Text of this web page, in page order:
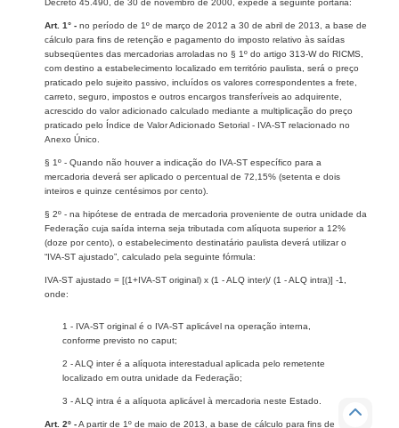
Decreto 45.490, de 30 de novembro de 2000, expede a seguinte portaria:
Art. 1° - no período de 1º de março de 2012 a 30 de abril de 2013, a base de
cálculo para fins de retenção e pagamento do imposto relativo às saídas
subseqüentes das mercadorias arroladas no § 1º do artigo 313-W do RICMS,
com destino a estabelecimento localizado em território paulista, será o preço
praticado pelo sujeito passivo, incluídos os valores correspondentes a frete,
carreto, seguro, impostos e outros encargos transferíveis ao adquirente,
acrescido do valor adicionado calculado mediante a multiplicação do preço
praticado pelo Índice de Valor Adicionado Setorial - IVA-ST relacionado no
Anexo Único.
§ 1º - Quando não houver a indicação do IVA-ST específico para a
mercadoria deverá ser aplicado o percentual de 72,15% (setenta e dois
inteiros e quinze centésimos por cento).
§ 2º - na hipótese de entrada de mercadoria proveniente de outra unidade da
Federação cuja saída interna seja tributada com alíquota superior a 12%
(doze por cento), o estabelecimento destinatário paulista deverá utilizar o
“IVA-ST ajustado”, calculado pela seguinte fórmula:
IVA-ST ajustado = [(1+IVA-ST original) x (1 - ALQ inter)/ (1 - ALQ intra)] -1,
onde:
1 - IVA-ST original é o IVA-ST aplicável na operação interna,
conforme previsto no caput;
2 - ALQ inter é a alíquota interestadual aplicada pelo remetente
localizado em outra unidade da Federação;
3 - ALQ intra é a alíquota aplicável à mercadoria neste Estado.
Art. 2º -A partir de 1º de maio de 2013, a base de cálculo para fins de